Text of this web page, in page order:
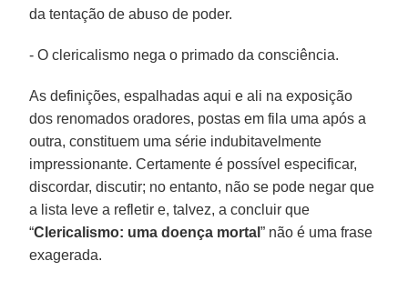
da tentação de abuso de poder.
- O clericalismo nega o primado da consciência.
As definições, espalhadas aqui e ali na exposição
dos renomados oradores, postas em fila uma após a
outra, constituem uma série indubitavelmente
impressionante. Certamente é possível especificar,
discordar, discutir; no entanto, não se pode negar que
a lista leve a refletir e, talvez, a concluir que
“Clericalismo: uma doença mortal” não é uma frase
exagerada.